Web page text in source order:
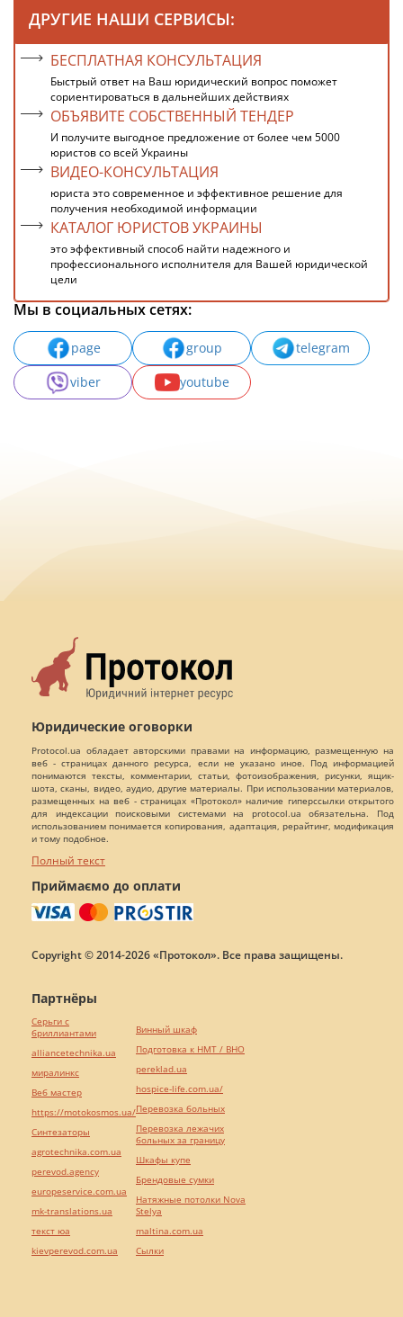
ДРУГИЕ НАШИ СЕРВИСЫ:
БЕСПЛАТНАЯ КОНСУЛЬТАЦИЯ
Быстрый ответ на Ваш юридический вопрос поможет
сориентироваться в дальнейших действиях
ОБЪЯВИТЕ СОБСТВЕННЫЙ ТЕНДЕР
И получите выгодное предложение от более чем 5000
юристов со всей Украины
ВИДЕО-КОНСУЛЬТАЦИЯ
юриста это современное и эффективное решение для
получения необходимой информации
КАТАЛОГ ЮРИСТОВ УКРАИНЫ
это эффективный способ найти надежного и
профессионального исполнителя для Вашей юридической
цели
Мы в социальных сетях:
page group
telegram
viber
youtube
Юридические оговорки
Protocol.ua обладает авторскими правами на информацию, размещенную на
веб - страницах данного ресурса, если не указано иное. Под информацией
понимаются тексты, комментарии, статьи, фотоизображения, рисунки, ящик-
шота, сканы, видео, аудио, другие материалы. При использовании материалов,
размещенных на веб - страницах «Протокол» наличие гиперссылки открытого
для индексации поисковыми системами на protocol.ua обязательна. Под
использованием понимается копирования, адаптация, рерайтинг, модификация
и тому подобное.
Полный текст
Приймаємо до оплати
Copyright © 2014-2026 «Протокол». Все права защищены.
Партнёры
Серьги с
бриллиантами
alliancetechnika.ua
миралинкс
Веб мастер
https://motokosmos.ua/
Синтезаторы
agrotechnika.com.ua
perevod.agency
europeservice.com.ua
mk-translations.ua
текст юа
kievperevod.com.ua
Винный шкаф
Подготовка к НМТ / ВНО
pereklad.ua
hospice-life.com.ua/
Перевозка больных
Перевозка лежачих
больных за границу
Шкафы купе
Брендовые сумки
Натяжные потолки Nova
Stelya
maltina.com.ua
Cылки